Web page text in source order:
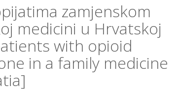
zamjenskom
medicini u Hrvatskoj
with opioid
in a family medicine